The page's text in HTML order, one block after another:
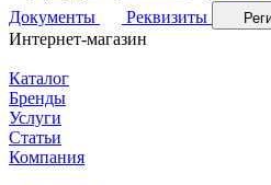
Документы
Реквизиты
Интернет-магазин
Каталог
Бренды
Услуги
Статьи
Компания